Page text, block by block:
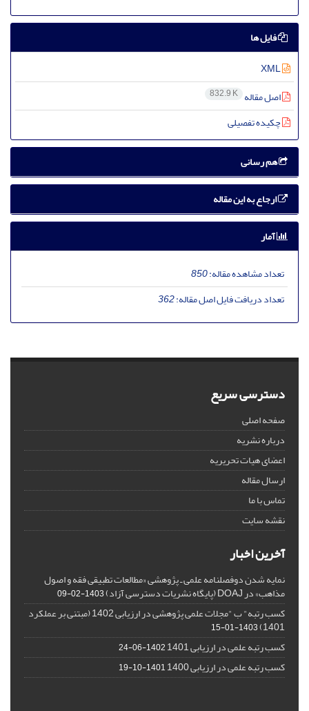
فایل ها
اصل مقاله 832.9 K
چکیده تفصیلی
هم رسانی
ارجاع به این مقاله
آمار
تعداد مشاهده مقاله:850
تعداد دریافت فایل اصل مقاله:362
دسترسی سریع
صفحه اصلی
درباره نشریه
اعضای هیات تحریریه
ارسال مقاله
تماس با ما
نقشه سایت
آخرین اخبار
نمایه شدن دوفصلنامه علمی ـ پژوهشی «مطالعات تطبیقی فقه و اصول
مذاهب» در DOAJ (پایگاه نشریات دسترسی آزاد) 1403-02-09
کسب رتبه" ب "مجلات علمی پژوهشی در ارزیابی 1402 (مبتنی بر عملکرد
1401)
1403-01-15
کسب رتبه علمی در ارزیابی 1401 1402-06-24
کسب رتبه علمی در ارزیابی 1400 1401-10-19